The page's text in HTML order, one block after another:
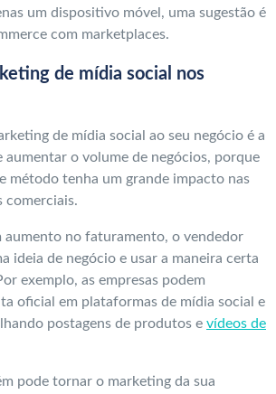
um dispositivo móvel, uma sugestão é
com marketplaces.
de mídia social nos
de mídia social ao seu negócio é a
aumentar o volume de negócios, porque
método tenha um grande impacto nas
comerciais.
aumento no faturamento, o vendedor
ideia de negócio e usar a maneira certa
exemplo, as empresas podem
oficial em plataformas de mídia social e
postagens de produtos e vídeos de
pode tornar o marketing da sua